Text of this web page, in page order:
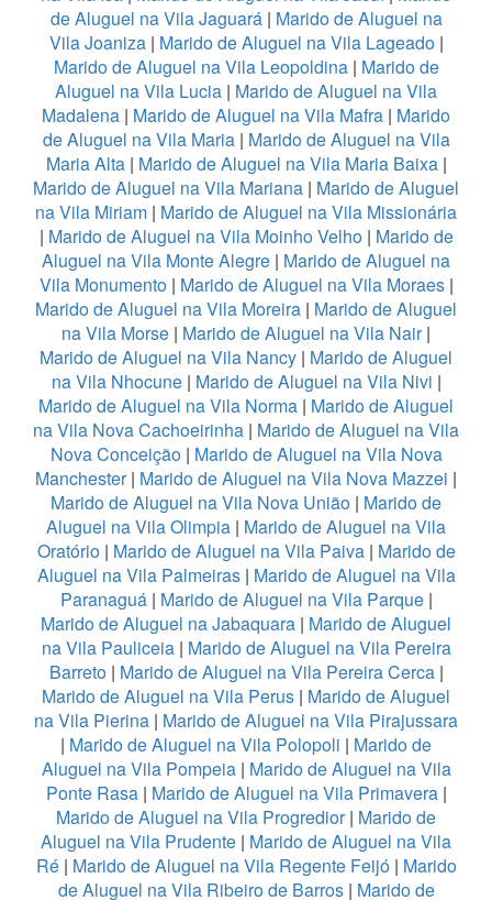
de Aluguel na Vila Jaguará| Marido de Aluguel na
Vila Joaniza| Marido de Aluguel na Vila Lageado|
Marido de Aluguel na Vila Leopoldina| Marido de
Aluguel na Vila Lucia | Marido de Aluguel na Vila
Madalena | Marido de Aluguel na Vila Mafra | Marido
de Aluguel na Vila Maria| Marido de Aluguel na Vila
Maria Alta| Marido de Aluguel na Vila Maria Baixa|
Marido de Aluguel na Vila Mariana | Marido de Aluguel
na Vila Miriam | Marido de Aluguel na Vila Missionária
| Marido de Aluguel na Vila Moinho Velho| Marido de
Aluguel na Vila Monte Alegre | Marido de Aluguel na
Vila Monumento| Marido de Aluguel na Vila Moraes|
Marido de Aluguel na Vila Moreira | Marido de Aluguel
na Vila Morse | Marido de Aluguel na Vila Nair|
Marido de Aluguel na Vila Nancy | Marido de Aluguel
na Vila Nhocune| Marido de Aluguel na Vila Nivi |
Marido de Aluguel na Vila Norma | Marido de Aluguel
na Vila Nova Cachoeirinha | Marido de Aluguel na Vila
Nova Conceição| Marido de Aluguel na Vila Nova
Manchester| Marido de Aluguel na Vila Nova Mazzei |
Marido de Aluguel na Vila Nova União | Marido de
Aluguel na Vila Olimpia | Marido de Aluguel na Vila
Oratório| Marido de Aluguel na Vila Paiva| Marido de
Aluguel na Vila Palmeiras| Marido de Aluguel na Vila
Paranaguá| Marido de Aluguel na Vila Parque|
Marido de Aluguel na Jabaquara | Marido de Aluguel
na Vila Pauliceia| Marido de Aluguel na Vila Pereira
Barreto| Marido de Aluguel na Vila Pereira Cerca|
Marido de Aluguel na Vila Perus | Marido de Aluguel
na Vila Pierina | Marido de Aluguel na Vila Pirajussara
| Marido de Aluguel na Vila Polopoli | Marido de
Aluguel na Vila Pompeia| Marido de Aluguel na Vila
Ponte Rasa| Marido de Aluguel na Vila Primavera|
Marido de Aluguel na Vila Progredior| Marido de
Aluguel na Vila Prudente | Marido de Aluguel na Vila
Ré| Marido de Aluguel na Vila Regente Feijó| Marido
de Aluguel na Vila Ribeiro de Barros| Marido de